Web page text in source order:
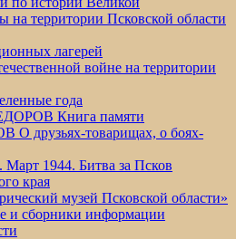
на территории Псковской области
лагерей
войне на территории
года
Книга памяти
друзьях-товарищах, о боях-
1944. Битва за Псков
края
музей Псковской области»
и сборники информации